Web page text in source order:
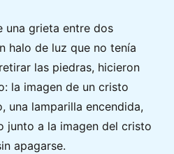
una grieta entre dos
halo de luz que no tenía
las piedras, hicieron
la imagen de un cristo
una lamparilla encendida,
junto a la imagen del cristo
apagarse.